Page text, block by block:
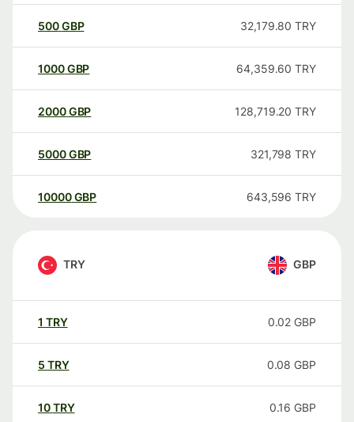
500GBP 32,179.80 TRY
1000GBP 64,359.60 TRY
2000GBP 128,719.20 TRY
5000GBP 321,798 TRY
10000 GBP 643,596 TRY
TRY GBP
1 TRY 0.02 GBP
5 TRY 0.08 GBP
10TRY 0.16 GBP